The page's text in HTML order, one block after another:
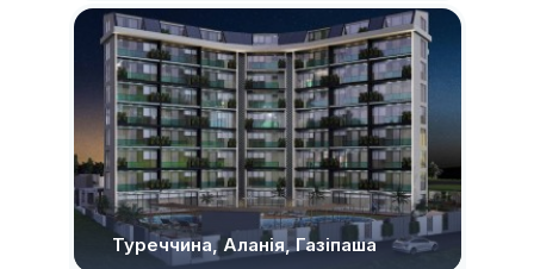
Туреччина, Аланія, Газіпаша